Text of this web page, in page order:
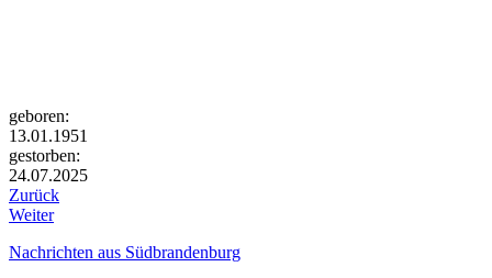
geboren:
13.01.1951
gestorben:
24.07.2025
Zurück
Weiter
Nachrichten aus Südbrandenburg